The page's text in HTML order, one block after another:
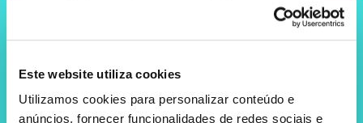
Este website utiliza cookies
Utilizamos cookies para personalizar conteúdo e
anúncios, fornecer funcionalidades de redes sociais e